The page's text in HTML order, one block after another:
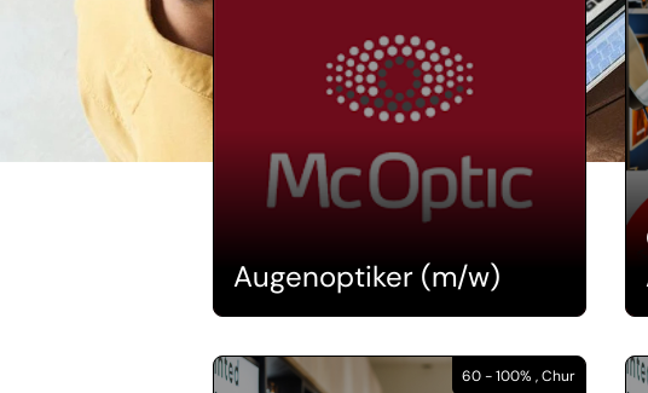
Augenoptiker (m/w)
60 - 100% , Chur